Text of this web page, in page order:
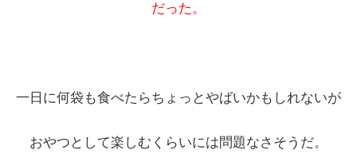
だった。
一日に何袋も食べたらちょっとやばいかもしれないが
おやつとして楽しむくらいには問題なさそうだ。